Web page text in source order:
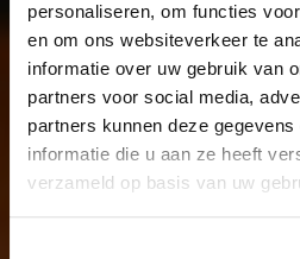
personaliseren, om functies
en om ons websiteverkeer te
informatie over uw gebruik van
partners voor social media,
partners kunnen deze
informatie die u aan ze heeft
verzameld op basis van uw